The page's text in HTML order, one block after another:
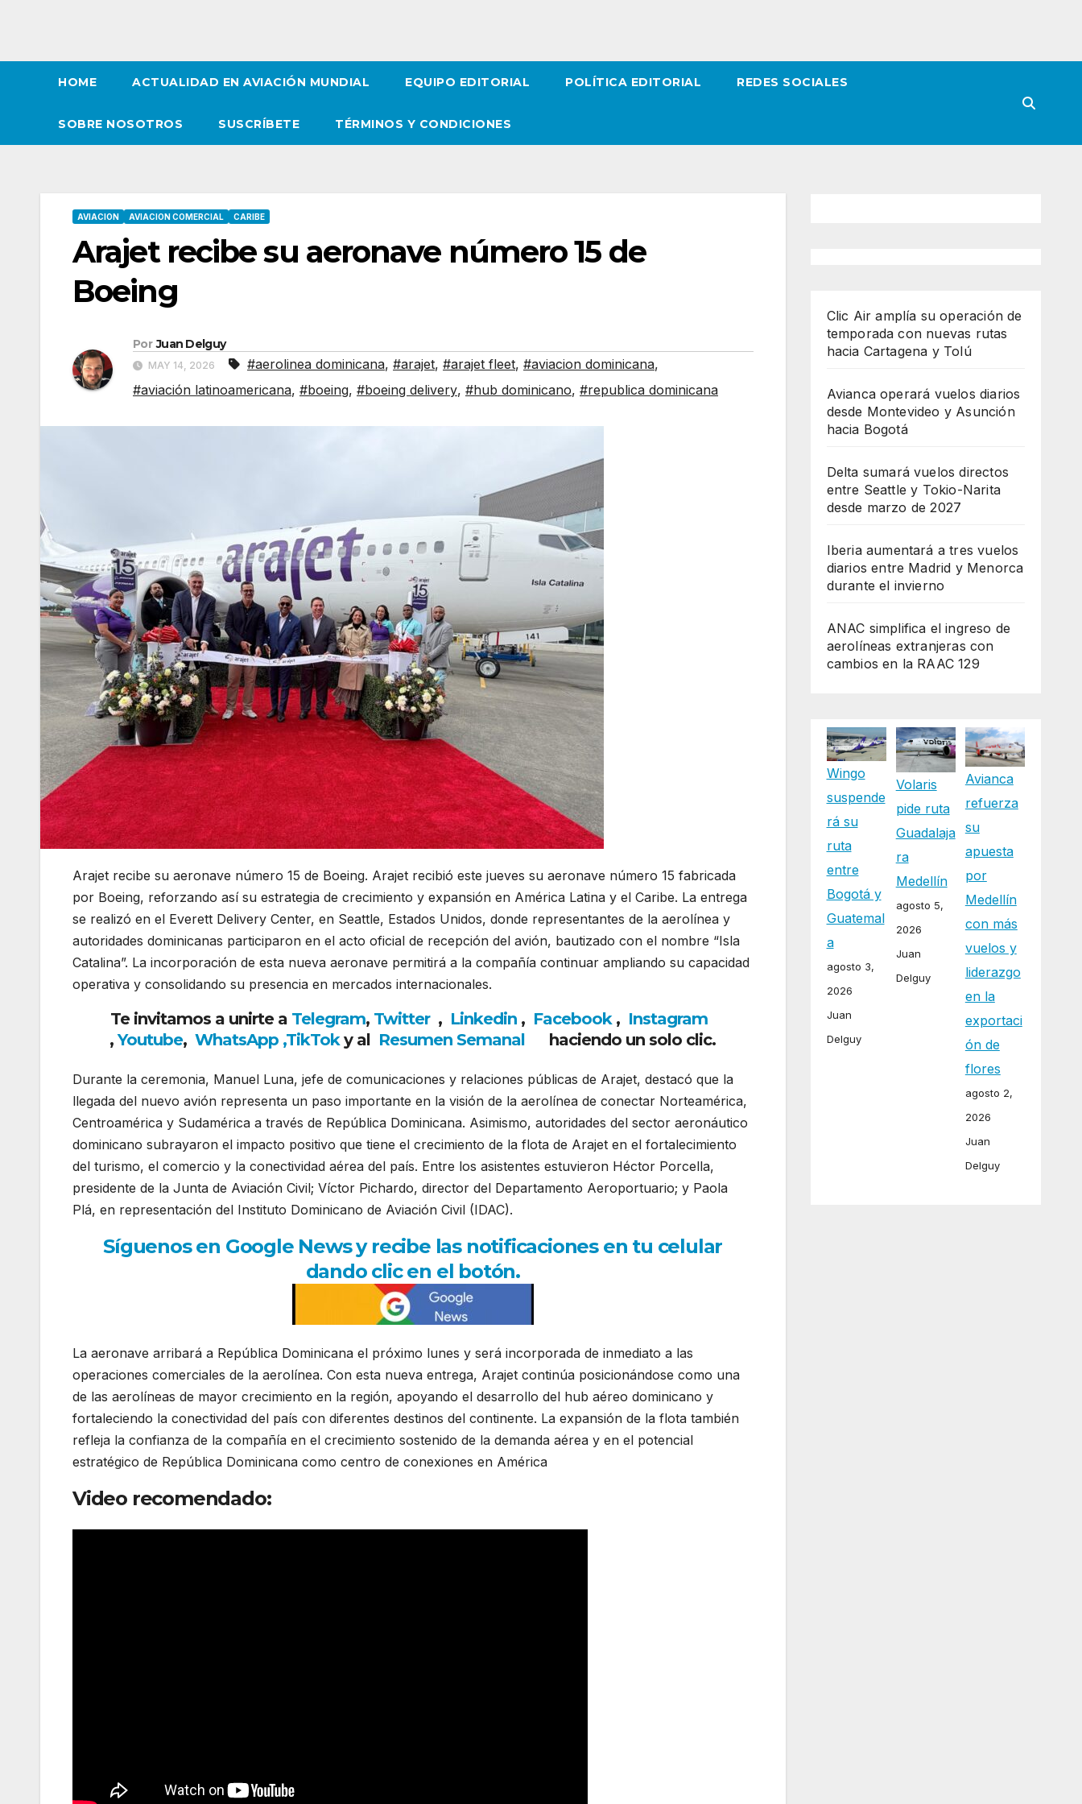
HOME ACTUALIDAD EN AVIACIÓN MUNDIAL EQUIPO EDITORIAL POLÍTICA EDITORIAL REDES SOCIALES
SOBRE NOSOTROS SUSCRÍBETE TÉRMINOS Y CONDICIONES
AVIACION AVIACION COMERCIAL CARIBE
Arajet recibe su aeronave número 15 de
Boeing
Por Juan Delguy
MAY 14, 2026 #aerolinea dominicana, #arajet, #arajet fleet, #aviacion dominicana,
#aviación latinoamericana, #boeing, #boeing delivery, #hub dominicano, #republica dominicana
Arajet recibe su aeronave número 15 de Boeing. Arajet recibió este jueves su aeronave número 15 fabricada
por Boeing, reforzando así su estrategia de crecimiento y expansión en América Latina y el Caribe. La entrega
se realizó en el Everett Delivery Center, en Seattle, Estados Unidos, donde representantes de la aerolínea y
autoridades dominicanas participaron en el acto oficial de recepción del avión, bautizado con el nombre “Isla
Catalina”. La incorporación de esta nueva aeronave permitirá a la compañía continuar ampliando su capacidad
operativa y consolidando su presencia en mercados internacionales.
Te invitamos a unirte a Telegram, Twitter , Linkedin, Facebook, Instagram
,Youtube,WhatsApp ,TikToky al Resumen Semanal haciendo un solo clic.
Durante la ceremonia, Manuel Luna, jefe de comunicaciones y relaciones públicas de Arajet, destacó que la
llegada del nuevo avión representa un paso importante en la visión de la aerolínea de conectar Norteamérica,
Centroamérica y Sudamérica a través de República Dominicana. Asimismo, autoridades del sector aeronáutico
dominicano subrayaron el impacto positivo que tiene el crecimiento de la flota de Arajet en el fortalecimiento
del turismo, el comercio y la conectividad aérea del país. Entre los asistentes estuvieron Héctor Porcella,
presidente de la Junta de Aviación Civil; Víctor Pichardo, director del Departamento Aeroportuario; y Paola
Plá, en representación del Instituto Dominicano de Aviación Civil (IDAC).
Síguenos en Google News y recibe las notificaciones en tu celular
dando clic en el botón.
La aeronave arribará a República Dominicana el próximo lunes y será incorporada de inmediato a las
operaciones comerciales de la aerolínea. Con esta nueva entrega, Arajet continúa posicionándose como una
de las aerolíneas de mayor crecimiento en la región, apoyando el desarrollo del hub aéreo dominicano y
fortaleciendo la conectividad del país con diferentes destinos del continente. La expansión de la flota también
refleja la confianza de la compañía en el crecimiento sostenido de la demanda aérea y en el potencial
estratégico de República Dominicana como centro de conexiones en América
Video recomendado:
Clic Air amplía su operación de
temporada con nuevas rutas
hacia Cartagena y Tolú
Avianca operará vuelos diarios
desde Montevideo y Asunción
hacia Bogotá
Delta sumará vuelos directos
entre Seattle y Tokio-Narita
desde marzo de 2027
Iberia aumentará a tres vuelos
diarios entre Madrid y Menorca
durante el invierno
ANAC simplifica el ingreso de
aerolíneas extranjeras con
cambios en la RAAC 129
Wingo
suspende
rá su
ruta
entre
Bogotá y
Guatemal
a
agosto 3,
2026
Juan
Delguy
Volaris
pide ruta
Guadalaja
ra
Medellín
agosto 5,
2026
Juan
Delguy
Avianca
refuerza
su
apuesta
por
Medellín
con más
vuelos y
liderazgo
en la
exportaci
ón de
flores
agosto 2,
2026
Juan
Delguy